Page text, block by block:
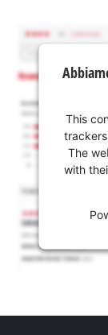
This
The
with